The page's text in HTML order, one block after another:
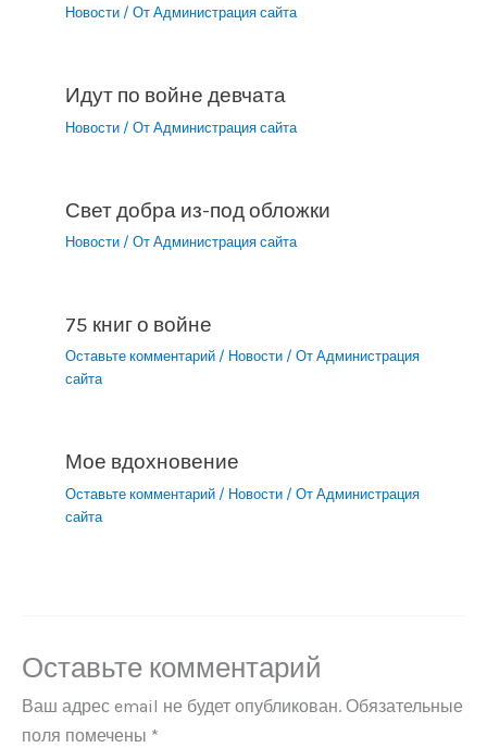
Новости / От Администрация сайта
Идут по войне девчата
Новости / От Администрация сайта
Свет добра из-под обложки
Новости / От Администрация сайта
75 книг о войне
Оставьте комментарий / Новости / От Администрация
сайта
Мое вдохновение
Оставьте комментарий / Новости / От Администрация
сайта
Оставьте комментарий
Ваш адрес email не будет опубликован. Обязательные
поля помечены *